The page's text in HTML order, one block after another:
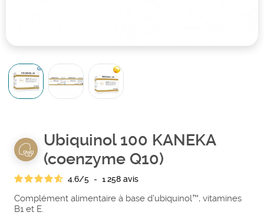
Ubiquinol 100 KANEKA
(coenzyme Q10)
4.6/5 - 1 258 avis
Complément alimentaire à base d’ubiquinol™, vitamines
B1 et E.